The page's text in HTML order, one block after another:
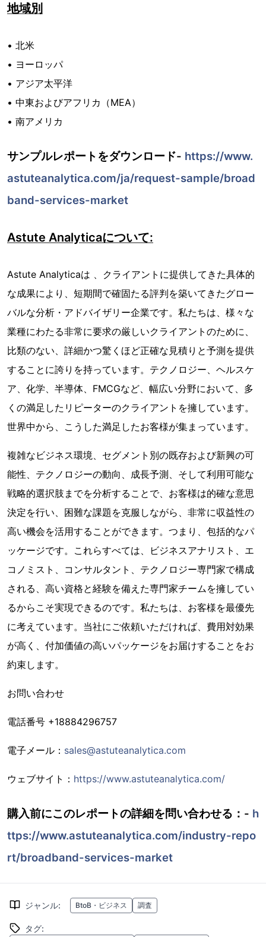
地域別
• 北米
• ヨーロッパ
• アジア太平洋
• 中東およびアフリカ（MEA）
• 南アメリカ
サンプルレポートをダウンロード- https://www.
astuteanalytica.com/ja/request-sample/broad
band-services-market
Astute Analyticaについて:
Astute Analyticaは 、クライアントに提供してきた具体的
な成果により、短期間で確固たる評判を築いてきたグロー
バルな分析・アドバイザリー企業です。私たちは、様々な
業種にわたる非常に要求の厳しいクライアントのために、
比類のない、詳細かつ驚くほど正確な見積りと予測を提供
することに誇りを持っています。テクノロジー、ヘルスケ
ア、化学、半導体、FMCGなど、幅広い分野において、多
くの満足したリピーターのクライアントを擁しています。
世界中から、こうした満足したお客様が集まっています。
複雑なビジネス環境、セグメント別の既存および新興の可
能性、テクノロジーの動向、成長予測、そして利用可能な
戦略的選択肢までを分析することで、お客様は的確な意思
決定を行い、困難な課題を克服しながら、非常に収益性の
高い機会を活用することができます。つまり、包括的なパ
ッケージです。これらすべては、ビジネスアナリスト、エ
コノミスト、コンサルタント、テクノロジー専門家で構成
される、高い資格と経験を備えた専門家チームを擁してい
るからこそ実現できるのです。私たちは、お客様を最優先
に考えています。当社にご依頼いただければ、費用対効果
が高く、付加価値の高いパッケージをお届けすることをお
約束します。
お問い合わせ
電話番号 +18884296757
電子メール： sales@astuteanalytica.com
ウェブサイト： https://www.astuteanalytica.com/
購入前にこのレポートの詳細を問い合わせる：- h
ttps://www.astuteanalytica.com/industry-repo
rt/broadband-services-market
ジャンル: BtoB・ビジネス 調査
タグ: